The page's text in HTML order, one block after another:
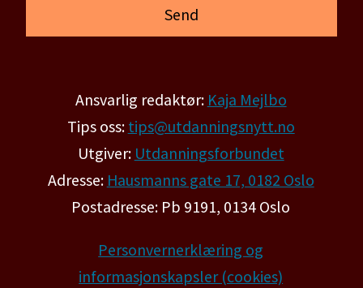
Ansvarlig redaktør: Kaja Mejlbo
Tips oss: tips@utdanningsnytt.no
Utgiver: Utdanningsforbundet
Adresse: Hausmanns gate 17, 0182 Oslo
Postadresse: Pb 9191, 0134 Oslo
Personvernerklæring og
informasjonskapsler (cookies)